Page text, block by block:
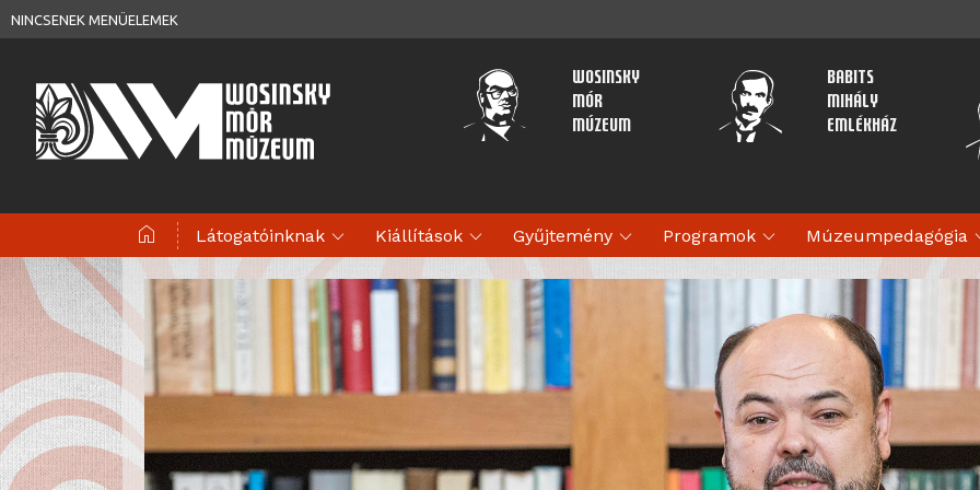
NINCSENEK MENÜELEMEK
Wosinsky
Mór
Múzeum
Babits
Mihály
Emlékház
home Látogatóinknak expand_more Kiállítások expand_more Gyűjtemény expand_more Programok expand_more Múzeumpedagógia